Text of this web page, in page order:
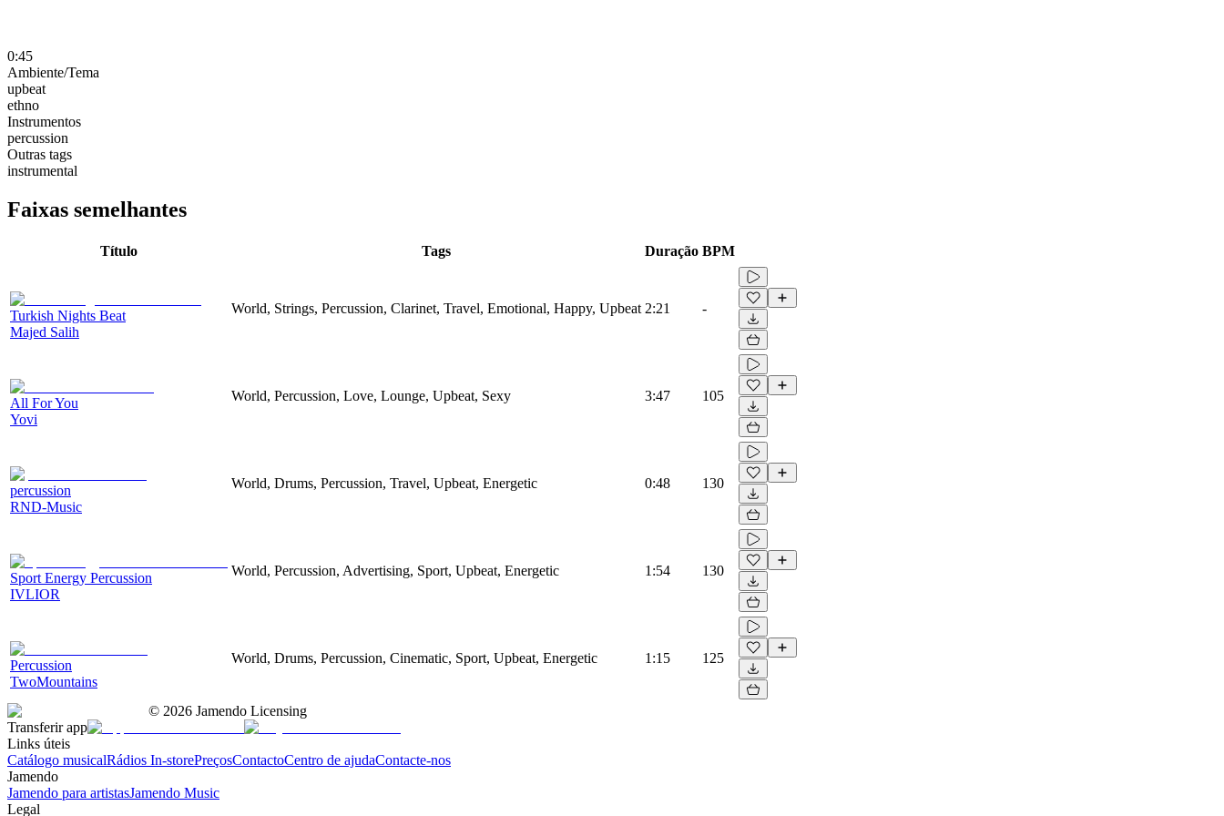
0:45
Ambiente/Tema
upbeat
ethno
Instrumentos
percussion
Outras tags
instrumental
Faixas semelhantes
Título Tags Duração BPM
Turkish Nights Beat
Majed Salih
World, Strings, Percussion, Clarinet, Travel, Emotional, Happy, Upbeat 2:21 -
All For You
Yovi
World, Percussion, Love, Lounge, Upbeat, Sexy 3:47 105
percussion
RND-Music
World, Drums, Percussion, Travel, Upbeat, Energetic 0:48 130
Sport Energy Percussion
IVLIOR
World, Percussion, Advertising, Sport, Upbeat, Energetic 1:54 130
Percussion
TwoMountains
World, Drums, Percussion, Cinematic, Sport, Upbeat, Energetic 1:15 125
© 2026 Jamendo Licensing
Transferir app
Links úteis
Catálogo musicalRádios In-storePreçosContactoCentro de ajudaContacte-nos
Jamendo
Jamendo para artistasJamendo Music
Legal